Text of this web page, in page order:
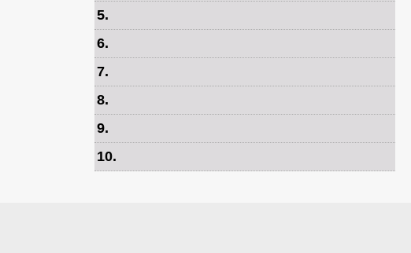
5.
6.
7.
8.
9.
10.